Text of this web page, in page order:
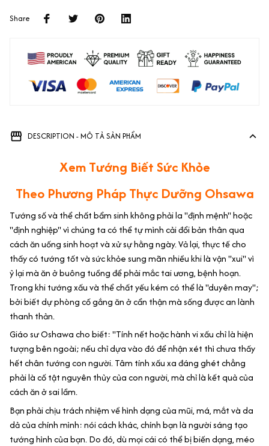
Share
DESCRIPTION - MÔ TẢ SẢN PHẨM
Xem Tướng Biết Sức Khỏe
Theo Phương Pháp Thực Dưỡng Ohsawa
Tướng số và thể chất bẩm sinh không phải la "định mệnh" hoặc
"định nghiệp" vì chúng ta có thể tự mình cải đổi bản thân qua
cách ăn uống sinh hoạt và xử sự hằng ngày. Vả lại, thực tế cho
thấy có tướng tốt và sức khỏe sung mãn nhiều khi là vận "xui" vì
ỷ lại mà ăn ở buông tuồng để phải mắc tai ương, bệnh hoạn.
Trong khi tướng xấu và thể chất yếu kém có thể là "duyên may";
bởi biết dự phòng cố gắng ăn ở cẩn thận mà sống được an lành
thanh thản.
Giáo sư Oshawa cho biết: "Tính nết hoặc hành vi xấu chỉ là hiện
tượng bên ngoài; nếu chỉ dựa vào đó để nhận xét thì chưa thấy
hết chân tướng con người. Tâm tính xấu xa đáng ghét chẳng
phải là cố tật nguyên thủy của con người, mà chỉ là kết quả của
cách ăn ở sai lầm.
Bạn phải chịu trách nhiệm về hình dạng của mũi, má, mắt và da
dả của chính mình: nói cách khác, chính bạn là người sáng tạo
tướng hình của bạn. Do đó, dù mọi cái có thể bị biến dạng, méo